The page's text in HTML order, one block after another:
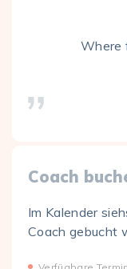
Coach
Im Kalender
Coach gebucht
Where